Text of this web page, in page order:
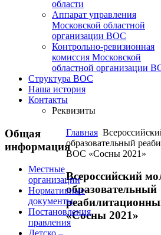
области
Аппарат управления
Московской областной
организации ВОС
Контрольно-ревизионная
комиссия Московской
областной организации
Структура ВОС
Наша история
Контакты
Реквизиты
Главная
образовательный
ВОС «Сосны 2021»
Всероссийский
образовательный
«Сосны 2021»
Общая
информация
Местные
организации
Нормативные
документы
Постановления
правления